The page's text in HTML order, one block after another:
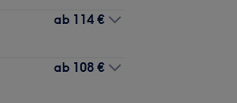
ab 114 €
ab 108 €